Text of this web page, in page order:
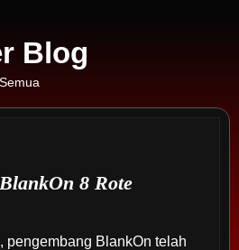
Blog
8 Rote
pengembang BlankOn telah